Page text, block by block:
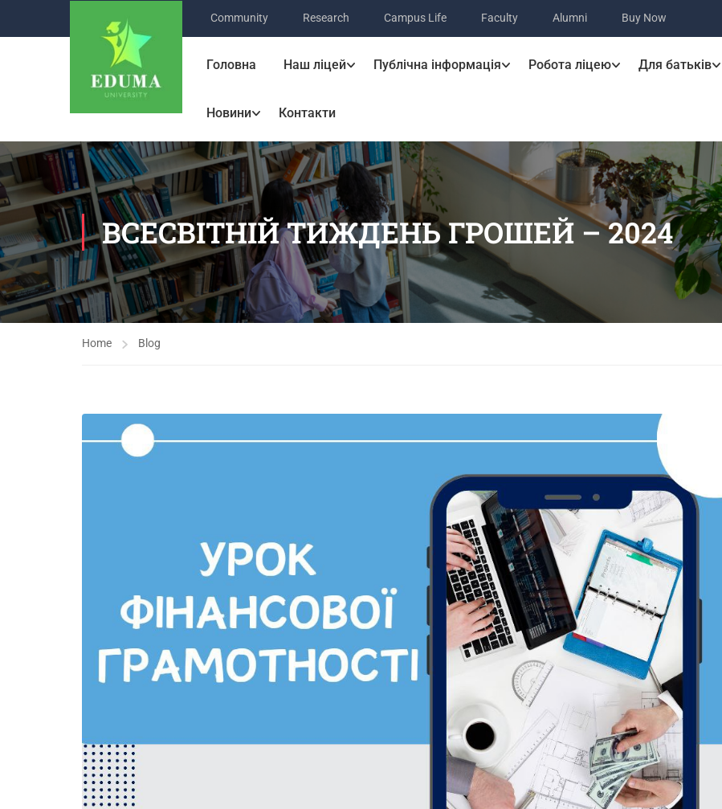
Community Research Campus Life Faculty Alumni Buy Now
Головна Наш ліцей Публічна інформація Робота ліцею Для батьків
Новини Контакти
ВСЕСВІТНІЙ ТИЖДЕНЬ ГРОШЕЙ – 2024
Home Blog